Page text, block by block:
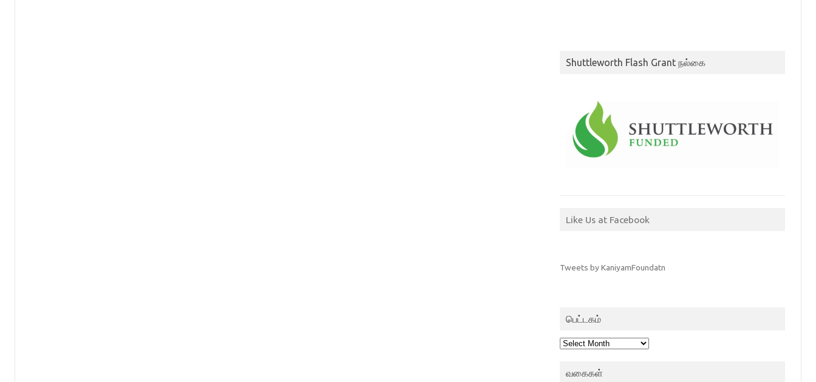
Shuttleworth Flash Grant நல்கை
Like Us at Facebook
Tweets by KaniyamFoundatn
பெட்டகம்
பெட்டகம்
வகைகள்